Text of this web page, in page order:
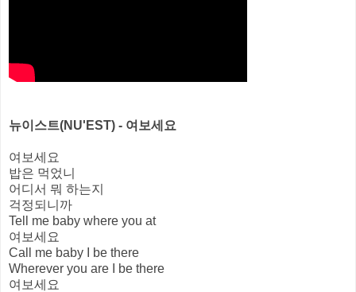
뉴이스트(NU'EST) - 여보세요
여보세요
밥은 먹었니
어디서 뭐 하는지
걱정되니까
Tell me baby where you at
여보세요
Call me baby I be there
Wherever you are I be there
여보세요